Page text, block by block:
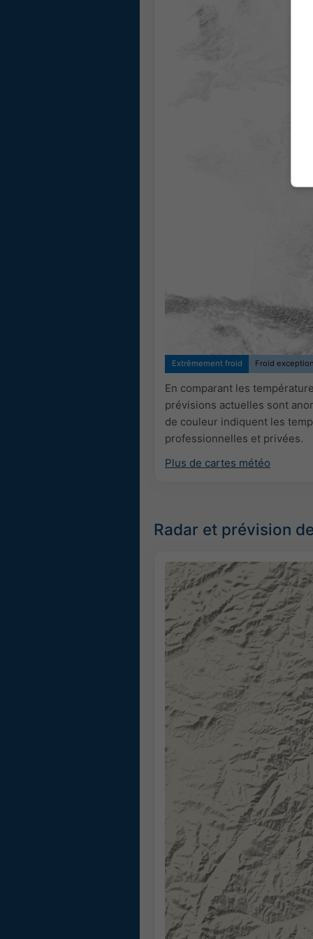
Extrêmement froid Froid
En comparant les
prévisions actuelles sont
de couleur indiquent les
professionnelles et privées.
Plus de cartes météo
Radar et prévision